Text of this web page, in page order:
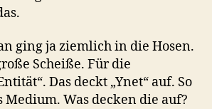
ging ja ziemlich in die Hosen.
Scheiße. Für die
Das deckt „Ynet“ auf. So
Medium. Was decken die auf?